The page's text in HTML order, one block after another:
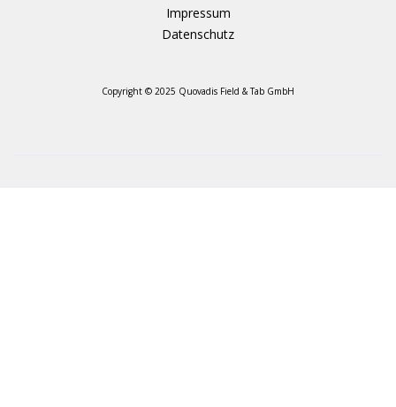
Impressum
Datenschutz
Copyright © 2025 Quovadis Field & Tab GmbH